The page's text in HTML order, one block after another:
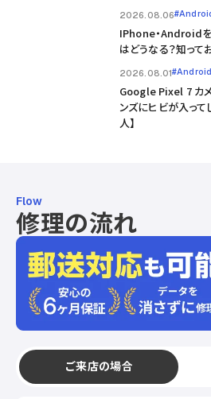
2026.08.06
IPhone・Android
はどうなる？知って
2026.08.01#Android
Google Pixel 7 カ
ンズにヒビが入って
人】
Flow
修理の流れ
ご来店の場合